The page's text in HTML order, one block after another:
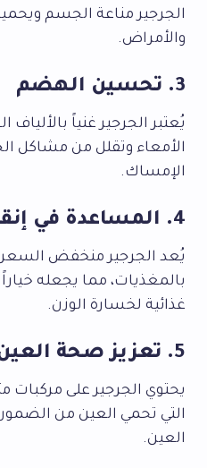
الجرجير مناعة الجسم
والأمراض.
3. تحسين الهضم
يُعتبر الجرجير غنياً بالألياف
الأمعاء وتقلل من مشاكل
الإمساك.
4. المساعدة في إنقاص الوزن
يُعد الجرجير منخفض
بالمغذيات، مما يجعله
غذائية لخسارة الوزن.
5. تعزيز صحة العين
يحتوي الجرجير على مركبات
التي تحمي العين من
العين.